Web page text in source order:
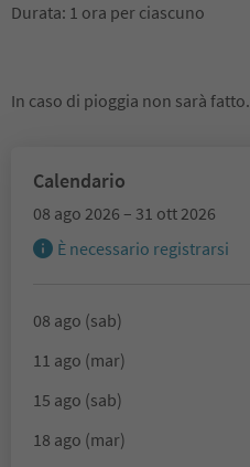
Durata: 1 ora per ciascuno
In caso di pioggia non sarà fatto.
Calendario
08 ago 2026 – 31 ott 2026
È necessario registrarsi
08 ago (sab)
11 ago (mar)
15 ago (sab)
18 ago (mar)